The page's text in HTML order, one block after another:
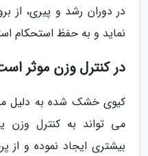
در دوران رشد و پیری، از
نماید و به حفظ استحکام
در کنترل وزن موثر
کیوی خشک شده به دلیل
می تواند به کنترل وزن
بیشتری ایجاد نموده و از